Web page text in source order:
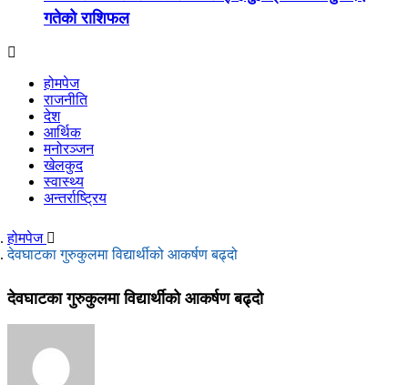
गतेको राशिफल
होमपेज
राजनीति
देश
आर्थिक
मनोरञ्जन
खेलकुद
स्वास्थ्य
अन्तर्राष्ट्रिय
होमपेज
देवघाटका गुरुकुलमा विद्यार्थीको आकर्षण बढ्दो
देवघाटका गुरुकुलमा विद्यार्थीको आकर्षण बढ्दो